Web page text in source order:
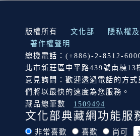
:::
版權所有 文化部
隱私權
著作權聲明
總機電話：(+886)-2-8512-
北市新莊區中平路439號南棟13
意見詢問：歡迎透過電話的方
們將以最快的速度為您服務。
藏品總筆數
1509494
文化部典藏網功能服
非常喜歡 喜歡 尚可